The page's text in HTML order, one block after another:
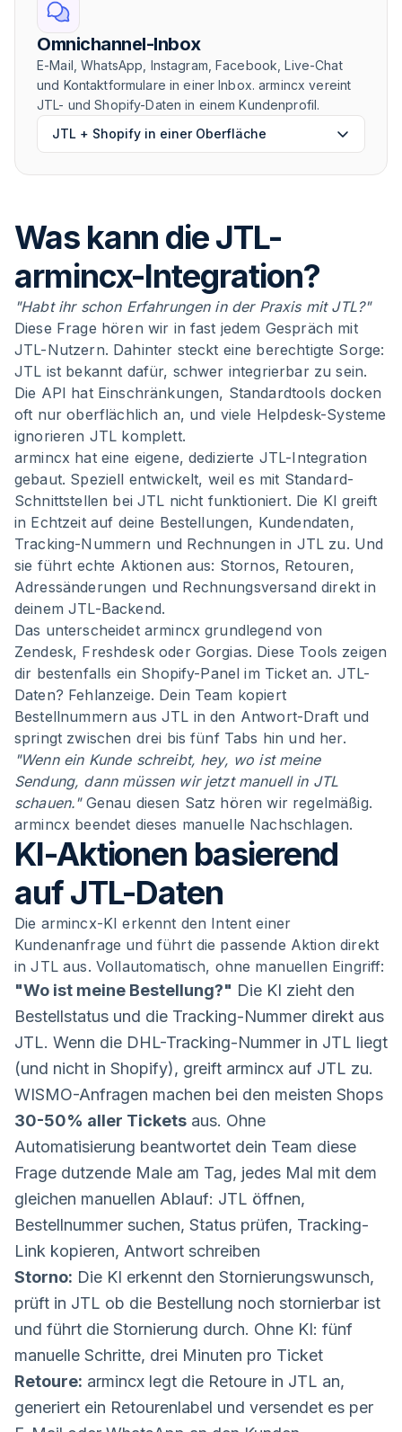
Omnichannel-Inbox
E-Mail, WhatsApp, Instagram, Facebook, Live-Chat
und Kontaktformulare in einer Inbox. armincx vereint
JTL- und Shopify-Daten in einem Kundenprofil.
JTL + Shopify in einer Oberfläche
Was kann die JTL-
armincx-Integration?
"Habt ihr schon Erfahrungen in der Praxis mit JTL?"
Diese Frage hören wir in fast jedem Gespräch mit
JTL-Nutzern. Dahinter steckt eine berechtigte Sorge:
JTL ist bekannt dafür, schwer integrierbar zu sein.
Die API hat Einschränkungen, Standardtools docken
oft nur oberflächlich an, und viele Helpdesk-Systeme
ignorieren JTL komplett.
armincx hat eine eigene, dedizierte JTL-Integration
gebaut. Speziell entwickelt, weil es mit Standard-
Schnittstellen bei JTL nicht funktioniert. Die KI greift
in Echtzeit auf deine Bestellungen, Kundendaten,
Tracking-Nummern und Rechnungen in JTL zu. Und
sie führt echte Aktionen aus: Stornos, Retouren,
Adressänderungen und Rechnungsversand direkt in
deinem JTL-Backend.
Das unterscheidet armincx grundlegend von
Zendesk, Freshdesk oder Gorgias. Diese Tools zeigen
dir bestenfalls ein Shopify-Panel im Ticket an. JTL-
Daten? Fehlanzeige. Dein Team kopiert
Bestellnummern aus JTL in den Antwort-Draft und
springt zwischen drei bis fünf Tabs hin und her.
"Wenn ein Kunde schreibt, hey, wo ist meine
Sendung, dann müssen wir jetzt manuell in JTL
schauen."Genau diesen Satz hören wir regelmäßig.
armincx beendet dieses manuelle Nachschlagen.
KI-Aktionen basierend
auf JTL-Daten
Die armincx-KI erkennt den Intent einer
Kundenanfrage und führt die passende Aktion direkt
in JTL aus. Vollautomatisch, ohne manuellen Eingriff:
"Wo ist meine Bestellung?" Die KI zieht den
Bestellstatus und die Tracking-Nummer direkt aus
JTL. Wenn die DHL-Tracking-Nummer in JTL liegt
(und nicht in Shopify), greift armincx auf JTL zu.
WISMO-Anfragen machen bei den meisten Shops
30-50% aller Tickets aus. Ohne
Automatisierung beantwortet dein Team diese
Frage dutzende Male am Tag, jedes Mal mit dem
gleichen manuellen Ablauf: JTL öffnen,
Bestellnummer suchen, Status prüfen, Tracking-
Link kopieren, Antwort schreiben
Storno: Die KI erkennt den Stornierungswunsch,
prüft in JTL ob die Bestellung noch stornierbar ist
und führt die Stornierung durch. Ohne KI: fünf
manuelle Schritte, drei Minuten pro Ticket
Retoure: armincx legt die Retoure in JTL an,
generiert ein Retourenlabel und versendet es per